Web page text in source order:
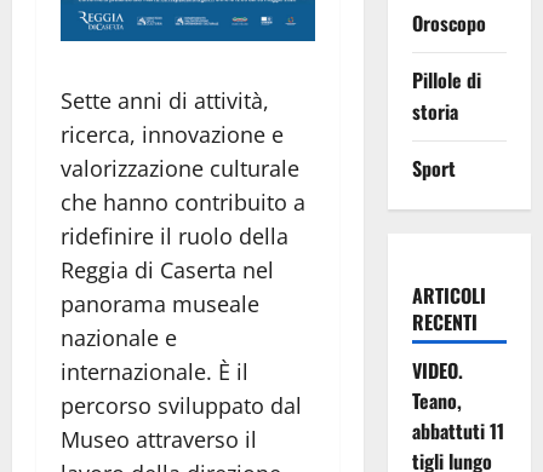
Sette anni di attività,
ricerca, innovazione e
valorizzazione culturale
che hanno contribuito a
ridefinire il ruolo della
Reggia di Caserta nel
panorama museale
nazionale e
internazionale. È il
percorso sviluppato dal
Museo attraverso il
Oroscopo
Pillole di
storia
Sport
ARTICOLI
RECENTI
VIDEO.
Teano,
abbattuti 11
tigli lungo